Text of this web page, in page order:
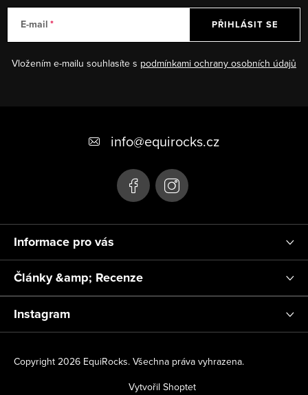
E-mail
Vložením e-mailu souhlasíte s podmínkami ochrany osobních údajů
PŘIHLÁSIT SE
í
info@equirocks.cz
Informace pro vás
Články &amp; Recenze
Instagram
Vytvořil Shoptet
Copyright 2026 EquiRocks. Všechna práva vyhrazena.